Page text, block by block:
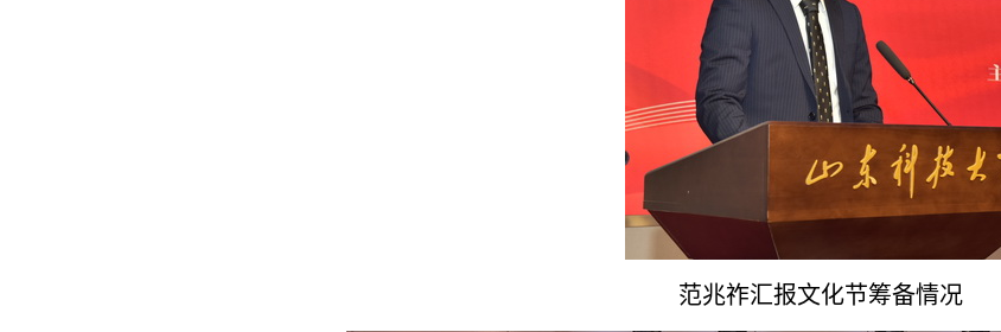
范兆祚汇报文化节筹备情况